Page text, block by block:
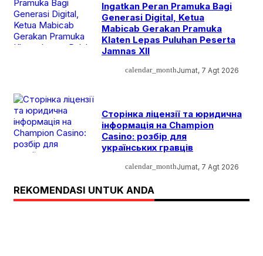
Ingatkan Peran Pramuka Bagi
Generasi Digital, Ketua
Mabicab Gerakan Pramuka
Klaten Lepas Puluhan Peserta
Jamnas XII
calendar_monthJumat, 7 Agt 2026
Сторінка ліцензії та юридична
інформація на Champion
Casino: розбір для
українських гравців
calendar_monthJumat, 7 Agt 2026
REKOMENDASI UNTUK ANDA